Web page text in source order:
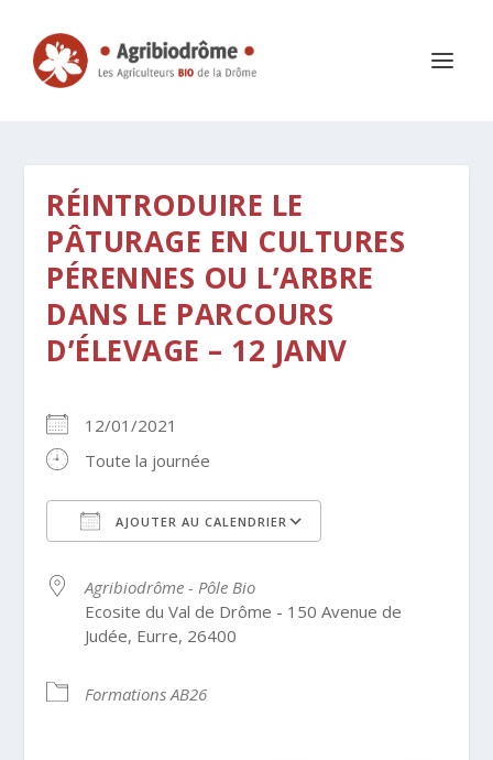
RÉINTRODUIRE LE
PÂTURAGE EN CULTURES
PÉRENNES OU L’ARBRE
DANS LE PARCOURS
D’ÉLEVAGE – 12 JANV
12/01/2021
Toute la journée
AJOUTER AU CALENDRIER
Agribiodrôme - Pôle Bio
Ecosite du Val de Drôme - 150 Avenue de
Judée, Eurre, 26400
Formations AB26